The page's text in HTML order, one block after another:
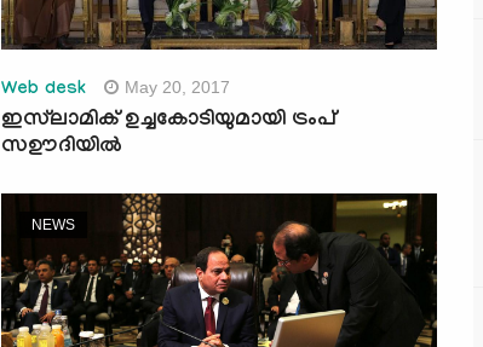
Web desk May 20, 2017
ഇസ്‌ലാമിക് ഉച്ചകോടിയുമായി ട്രംപ്
സഊദിയില്‍
NEWS